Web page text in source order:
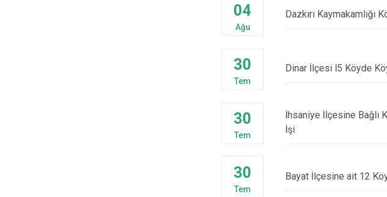
04
Ağu
Dazkırı
30
Tem
Dinar İlçesi l5 Köyde
30
Tem
İhsaniye İlçesine Bağlı
İşi
30
Tem
Bayat İlçesine ait 12